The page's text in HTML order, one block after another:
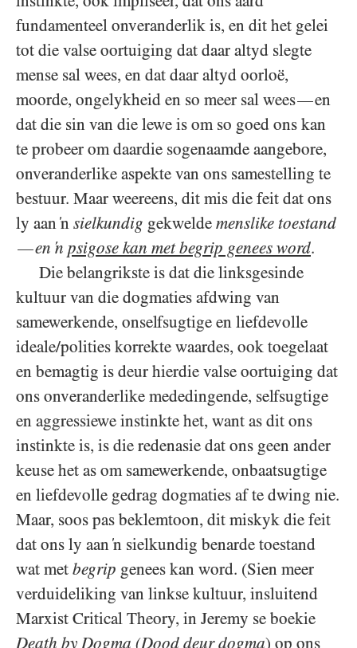
fundamenteel onveranderlik is, en dit het gelei
tot die valse oortuiging dat daar altyd slegte
mense sal wees, en dat daar altyd oorloë,
moorde, ongelykheid en so meer sal wees—en
dat die sin van die lewe is om so goed ons kan
te probeer om daardie sogenaamde aangebore,
onveranderlike aspekte van ons samestelling te
bestuur. Maar weereens, dit mis die feit dat ons
ly aan ‘n sielkundig gekwelde menslike toestand
—en ‘n psigose kan met begrip genees word.
Die belangrikste is dat die linksgesinde
kultuur van die dogmaties afdwing van
samewerkende, onselfsugtige en liefdevolle
ideale/​polities korrekte waardes, ook toegelaat
en bemagtig is deur hierdie valse oortuiging dat
ons onveranderlike mededingende, selfsugtige
en aggressiewe instinkte het, want as dit ons
instinkte is, is die redenasie dat ons geen ander
keuse het as om samewerkende, onbaatsugtige
en liefdevolle gedrag dogmaties af te dwing nie.
Maar, soos pas beklemtoon, dit miskyk die feit
dat ons ly aan ‘n sielkundig benarde toestand
wat met begrip genees kan word. (Sien meer
verduideliking van linkse kultuur, insluitend
Marxist Critical Theory, in Jeremy se boekie
Death by Dogma (Dood deur dogma) op ons